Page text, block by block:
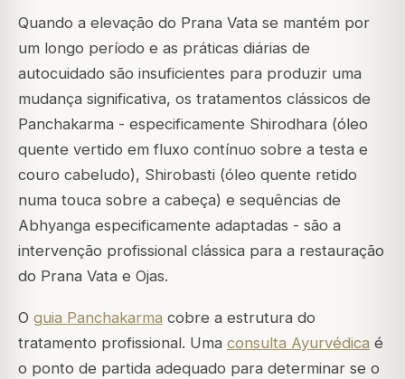
Quando a elevação do Prana Vata se mantém por
um longo período e as práticas diárias de
autocuidado são insuficientes para produzir uma
mudança significativa, os tratamentos clássicos de
Panchakarma - especificamente Shirodhara (óleo
quente vertido em fluxo contínuo sobre a testa e
couro cabeludo), Shirobasti (óleo quente retido
numa touca sobre a cabeça) e sequências de
Abhyanga especificamente adaptadas - são a
intervenção profissional clássica para a restauração
do Prana Vata e Ojas.
O guia Panchakarma cobre a estrutura do
tratamento profissional. Uma consulta Ayurvédica é
o ponto de partida adequado para determinar se o